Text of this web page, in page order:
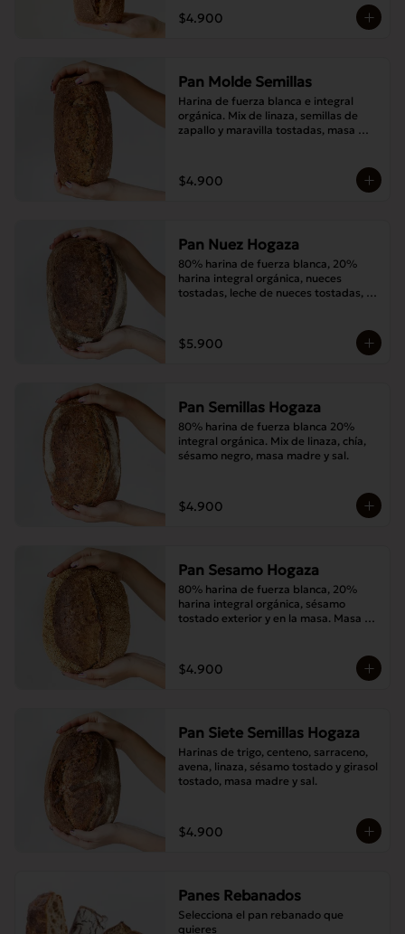
$4.900
Pan Molde Semillas
Harina de fuerza blanca e integral
orgánica. Mix de linaza, semillas de
zapallo y maravilla tostadas, masa
$4.900
Pan Nuez Hogaza
80% harina de fuerza blanca, 20%
harina integral orgánica, nueces
tostadas, leche de nueces tostadas,
$5.900
Pan Semillas Hogaza
80% harina de fuerza blanca 20%
integral orgánica. Mix de linaza, chía,
sésamo negro, masa madre y sal.
$4.900
Pan Sesamo Hogaza
80% harina de fuerza blanca, 20%
harina integral orgánica, sésamo
tostado exterior y en la masa. Masa
$4.900
Pan Siete Semillas Hogaza
Harinas de trigo, centeno, sarraceno,
avena, linaza, sésamo tostado y girasol
tostado, masa madre y sal.
$4.900
Panes Rebanados
Selecciona el pan rebanado que
quieres